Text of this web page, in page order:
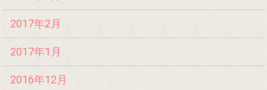
2017年2月
2017年1月
2016年12月